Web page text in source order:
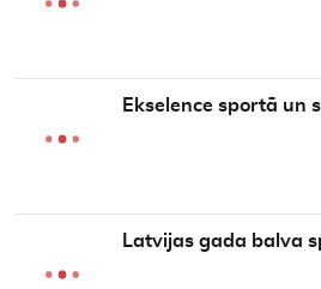
Ekselence sportā un
Latvijas gada balva